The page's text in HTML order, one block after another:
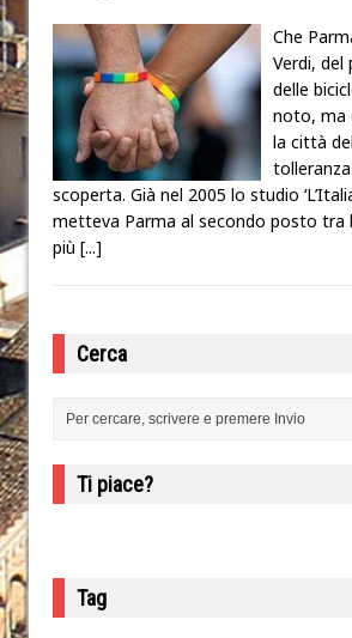
Che
Verdi,
delle
noto, ma
la città
scoperta. Già nel 2005 lo studio
metteva Parma al secondo posto tra
più [...]
Cerca
Ti piace?
Tag